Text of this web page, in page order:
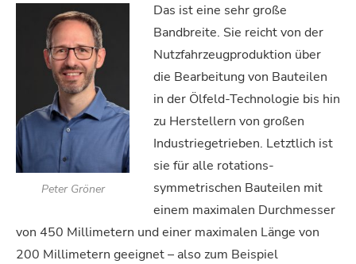
Peter Gröner
Das ist eine sehr große
Bandbreite. Sie reicht von der
Nutzfahrzeugproduktion über
die Bearbeitung von Bauteilen
in der Ölfeld-Technologie bis hin
zu Herstellern von großen
Industriegetrieben. Letztlich ist
sie für alle rotations-
symmetrischen Bauteilen mit
einem maximalen Durchmesser
von 450 Millimetern und einer maximalen Länge von
200 Millimetern geeignet – also zum Beispiel